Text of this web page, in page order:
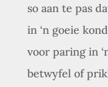
so aan te pas
in ‘n goeie
voor paring in
betwyfel of